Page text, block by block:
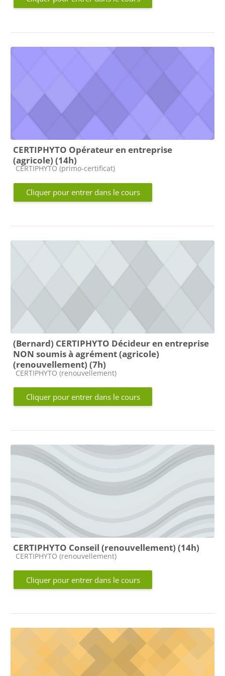
CERTIPHYTO Opérateur en entreprise
(agricole) (14h)
Catégorie de cours
CERTIPHYTO (primo-certificat)
Cliquer pour entrer dans le cours
(Bernard) CERTIPHYTO Décideur en entreprise
NON soumis à agrément (agricole)
(renouvellement) (7h)
Catégorie de cours
CERTIPHYTO (renouvellement)
Cliquer pour entrer dans le cours
CERTIPHYTO Conseil (renouvellement) (14h)
Catégorie de cours
CERTIPHYTO (renouvellement)
Cliquer pour entrer dans le cours